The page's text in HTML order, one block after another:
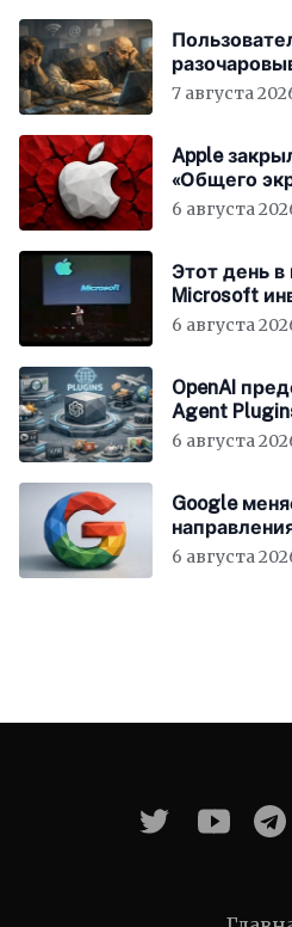
7 августа
Apple
«Общего
6 августа
Этот день в
Microsoft
миллионов
6 августа
OpenAI
Agent
6 августа
Google
6 августа